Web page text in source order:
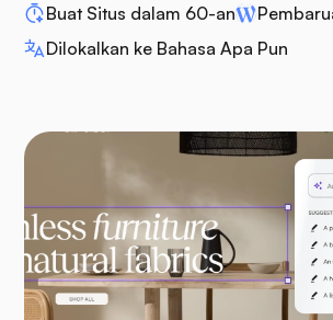
Buat Situs dalam 60-an
Dilokalkan ke Bahasa Apa Pun